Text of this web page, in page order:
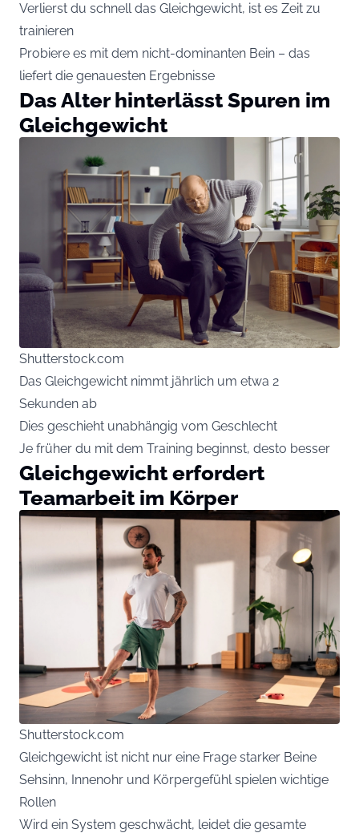
Verlierst du schnell das Gleichgewicht, ist es Zeit zu
trainieren
Probiere es mit dem nicht-dominanten Bein – das
liefert die genauesten Ergebnisse
Das Alter hinterlässt Spuren im
Gleichgewicht
Shutterstock.com
Das Gleichgewicht nimmt jährlich um etwa 2
Sekunden ab
Dies geschieht unabhängig vom Geschlecht
Je früher du mit dem Training beginnst, desto besser
Gleichgewicht erfordert
Teamarbeit im Körper
Shutterstock.com
Gleichgewicht ist nicht nur eine Frage starker Beine
Sehsinn, Innenohr und Körpergefühl spielen wichtige
Rollen
Wird ein System geschwächt, leidet die gesamte